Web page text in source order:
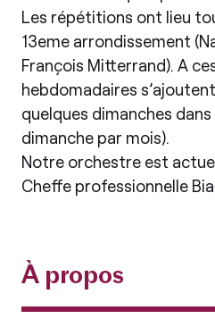
Les répétitions ont lieu
13eme arrondissement
François Mitterrand). A
hebdomadaires
quelques dimanches dans
dimanche par mois).
Notre orchestre est
Cheffe professionnelle
À propos